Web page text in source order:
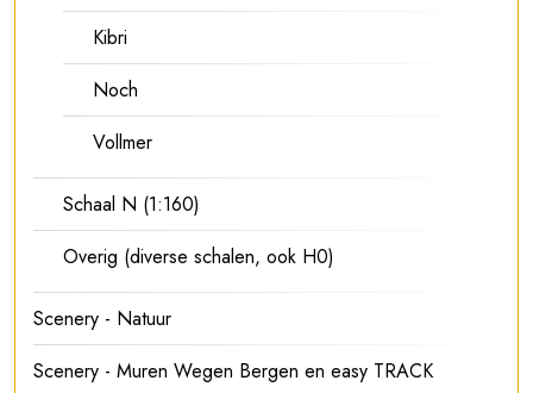
Kibri
Noch
Vollmer
Schaal N (1:160)
Overig (diverse schalen, ook H0)
Scenery - Natuur
Scenery - Muren Wegen Bergen en easy TRACK